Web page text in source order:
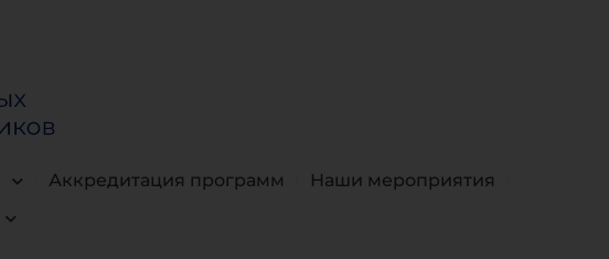
Аккредитация программ
Наши мероприятия